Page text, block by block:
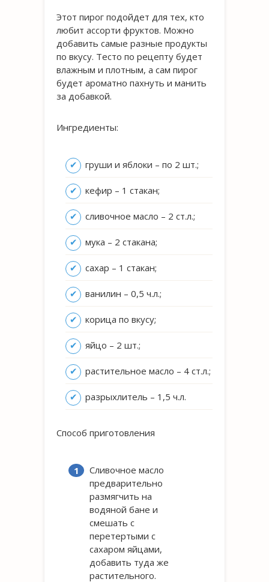
Этот пирог подойдет для тех, кто
любит ассорти фруктов. Можно
добавить самые разные продукты
по вкусу. Тесто по рецепту будет
влажным и плотным, а сам пирог
будет ароматно пахнуть и манить
за добавкой.
Ингредиенты:
груши и яблоки – по 2 шт.;
кефир – 1 стакан;
сливочное масло – 2 ст.л.;
мука – 2 стакана;
сахар – 1 стакан;
ванилин – 0,5 ч.л.;
корица по вкусу;
яйцо – 2 шт.;
растительное масло – 4 ст.л.;
разрыхлитель – 1,5 ч.л.
Способ приготовления
Сливочное масло
предварительно
размягчить на
водяной бане и
смешать с
перетертыми с
сахаром яйцами,
добавить туда же
растительного.